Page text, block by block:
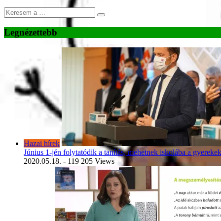
Legnézettebb
Hazai hírek
Június 1-jén folytatódik a tanítás, mehetnek iskolába a gyerekek
2020.05.18. - 119 205 Views